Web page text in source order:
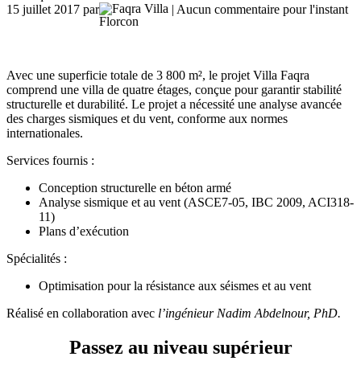
15 juillet 2017 par
Florcon
| Aucun commentaire pour l'instant
Avec une superficie totale de 3 800 m², le projet Villa Faqra
comprend une villa de quatre étages, conçue pour garantir stabilité
structurelle et durabilité. Le projet a nécessité une analyse avancée
des charges sismiques et du vent, conforme aux normes
internationales.
Services fournis :
Conception structurelle en béton armé
Analyse sismique et au vent (ASCE7-05, IBC 2009, ACI318-
11) ​
Plans d’exécution
Spécialités :
Optimisation pour la résistance aux séismes et au vent
Réalisé en collaboration avec l’ingénieur Nadim Abdelnour, PhD.
Passez au niveau supérieur